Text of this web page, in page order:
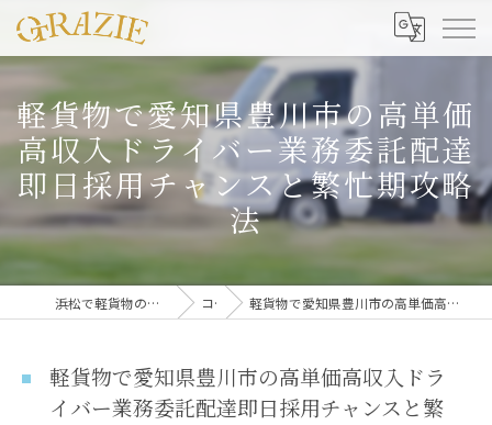
軽貨物で愛知県豊川市の高単価
高収入ドライバー業務委託配達
即日採用チャンスと繁忙期攻略
法
浜松で軽貨物の募集なら合同会社グラッツェ運送 コラム 軽貨物で愛知県豊川市の高単価高収入ドライバー業務委託配達即日採用チャンスと繁忙期攻略法
軽貨物で愛知県豊川市の高単価高収入ドラ
イバー業務委託配達即日採用チャンスと繁